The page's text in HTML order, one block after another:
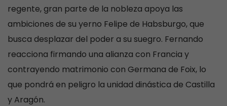
regente, gran parte de la nobleza apoya las
ambiciones de su yerno Felipe de Habsburgo, que
busca desplazar del poder a su suegro. Fernando
reacciona firmando una alianza con Francia y
contrayendo matrimonio con Germana de Foix, lo
que pondrá en peligro la unidad dinástica de Castilla
y Aragón.